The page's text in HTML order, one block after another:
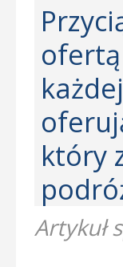
który
Artykuł